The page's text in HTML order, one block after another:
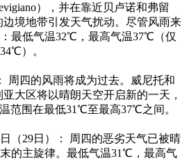
），并在靠近贝卢诺和弗留
境地带引发天气扰动。尽管风雨来
最低气温32℃，最高气温37℃（仅
）。
周四的风雨将成为过去。威尼托和
大区将以晴朗天空开启新的一天，
范围在最低31℃至最高37℃之间。
（29日）： 周四的恶劣天气已被晴
的主旋律。最低气温31℃，最高气